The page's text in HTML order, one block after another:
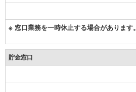
※ 窓口業務を一時休止する場合があります。
貯金窓口